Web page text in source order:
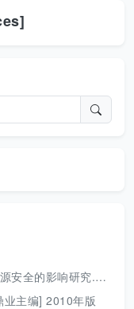
.pdf 胡光伟 著 2017年版
业主编] 2010年版